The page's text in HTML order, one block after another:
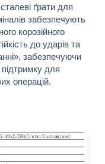
ґрати для
забезпечують
корозійного
до ударів та
забезпечуючи
для
операцій.